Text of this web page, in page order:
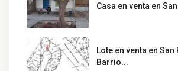
Casa en venta en
Lote en venta en San
Barrio...